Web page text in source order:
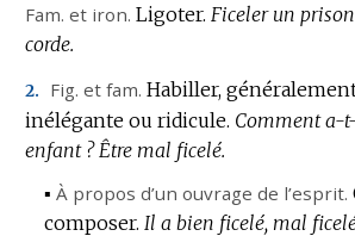
Fam. et iron. Ligoter. Ficeler un
corde.
2. Fig. et fam. Habiller,
inélégante ou ridicule. Comment a-
enfant ? Être mal ficelé.
▪ À propos d’un ouvrage de l’esprit.
composer. Il a bien ficelé, mal